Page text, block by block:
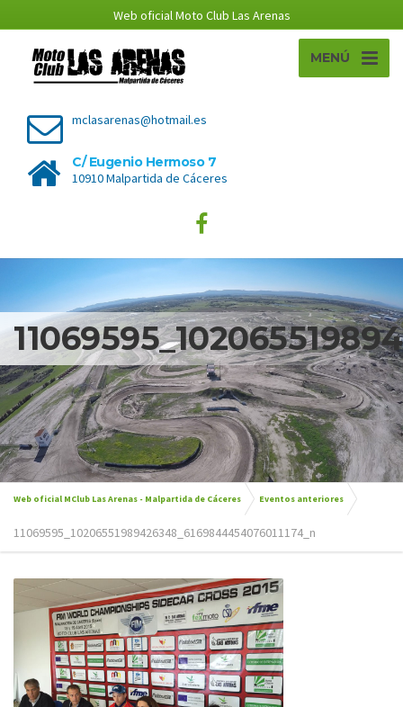
Web oficial Moto Club Las Arenas
MENÚ
mclasarenas@hotmail.es
C/ Eugenio Hermoso 7
10910 Malpartida de Cáceres
Web oficial MClub Las Arenas - Malpartida de Cáceres Eventos anteriores
11069595_10206551989426348_6169844454076011174_n